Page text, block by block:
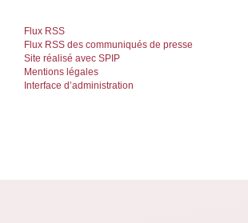
Flux RSS
Flux RSS des communiqués de presse
Site réalisé avec SPIP
Mentions légales
Interface d’administration